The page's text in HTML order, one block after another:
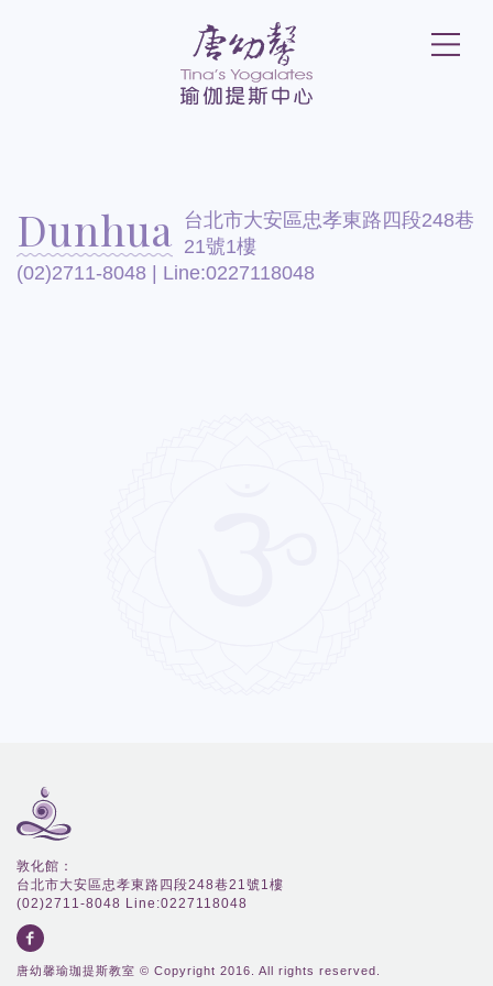
Dunhua 台北市大安區忠孝東路四段248巷
21號1樓
(02)2711-8048 | Line:0227118048
敦化館：
台北市大安區忠孝東路四段248巷21號1樓
(02)2711-8048 Line:0227118048
唐幼馨瑜珈提斯教室 © Copyright 2016. All rights reserved.